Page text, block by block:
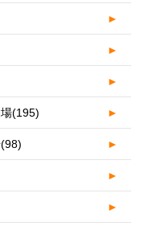
►
►
►
(195) ►
(98) ►
►
►